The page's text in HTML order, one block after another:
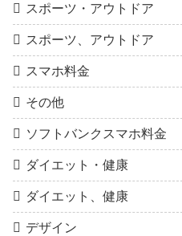
スポーツ・アウトドア
スポーツ、アウトドア
スマホ料金
その他
ソフトバンクスマホ料金
ダイエット・健康
ダイエット、健康
デザイン